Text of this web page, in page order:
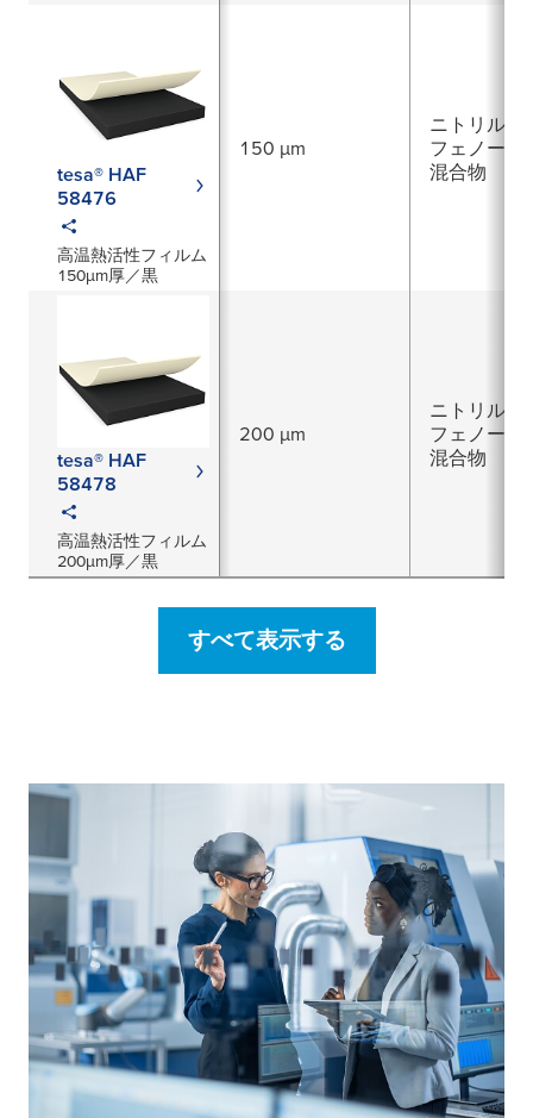
tesa® HAF
58476
高温熱活性フィルム
150μm厚／黒
150 µm
ニトリルゴ
フェノール
混合物
tesa® HAF
58478
高温熱活性フィルム
200μm厚／黒
200 µm
ニトリルゴ
フェノール
混合物
すべて表示する